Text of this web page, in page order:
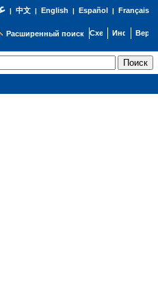
| 中文| English | Español | Français
Расширенный поиск